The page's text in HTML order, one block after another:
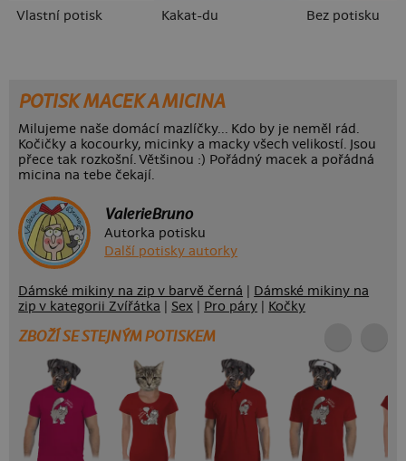
Vlastní potisk Kakat-du Bez potisku
POTISK MACEK A MICINA
Milujeme naše domácí mazlíčky... Kdo by je neměl rád.
Kočičky a kocourky, micinky a macky všech velikostí. Jsou
přece tak rozkošní. Většinou :) Pořádný macek a pořádná
micina na tebe čekají.
ValerieBruno
Autorka potisku
Další potisky autorky
Dámské mikiny na zip v barvě černá
Dámské mikiny na
zip v kategorii Zvířátka
Sex Pro páry Kočky
ZBOŽÍ SE STEJNÝM POTISKEM